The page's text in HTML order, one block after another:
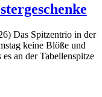
Das Spitzentrio in der
keine Blöße und
an der Tabellenspitze